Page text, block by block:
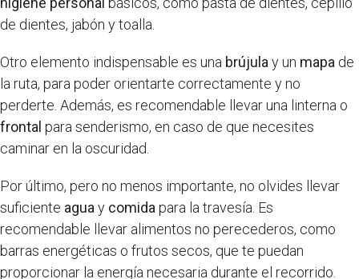
de dientes, jabón y toalla.
Otro elemento indispensable es una brújula y un mapa de
la ruta, para poder orientarte correctamente y no
perderte. Además, es recomendable llevar una linterna o
frontal para senderismo, en caso de que necesites
caminar en la oscuridad.
Por último, pero no menos importante, no olvides llevar
suficiente agua y comida para la travesía. Es
recomendable llevar alimentos no perecederos, como
barras energéticas o frutos secos, que te puedan
proporcionar la energía necesaria durante el recorrido.